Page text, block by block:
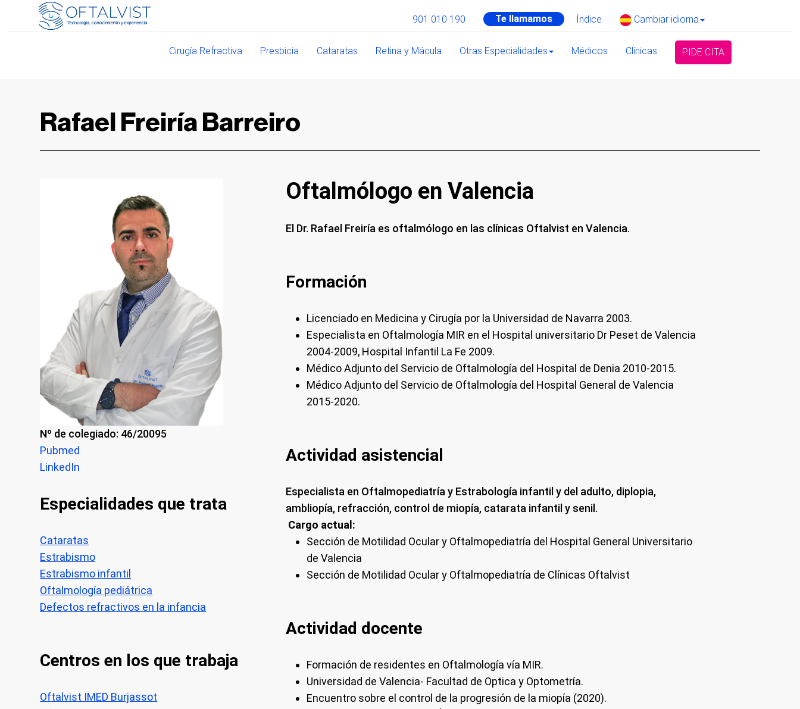
901 010 190 Te llamamos Índice Cambiar idioma
Cirugía Refractiva Presbicia Cataratas Retina y Mácula Otras Especialidades Médicos Clínicas PIDE CITA
Rafael Freiría Barreiro
Nº de colegiado: 46/20095
Pubmed
LinkedIn
Especialidades que trata
Cataratas
Estrabismo
Estrabismo infantil
Oftalmología pediátrica
Defectos refractivos en la infancia
Centros en los que trabaja
Oftalvist IMED Burjassot
Oftalmólogo en Valencia
El Dr. Rafael Freiría es oftalmólogo en las clínicas Oftalvist en Valencia.
Formación
Licenciado en Medicina y Cirugía por la Universidad de Navarra 2003.
Especialista en Oftalmología MIR en el Hospital universitario Dr Peset de Valencia
2004-2009, Hospital Infantil La Fe 2009.
Médico Adjunto del Servicio de Oftalmología del Hospital de Denia 2010-2015.
Médico Adjunto del Servicio de Oftalmología del Hospital General de Valencia
2015-2020.
Actividad asistencial
Especialista en Oftalmopediatría y Estrabología infantil y del adulto, diplopia,
ambliopía, refracción, control de miopía, catarata infantil y senil.
Cargo actual:
Sección de Motilidad Ocular y Oftalmopediatría del Hospital General Universitario
de Valencia
Sección de Motilidad Ocular y Oftalmopediatría de Clínicas Oftalvist
Actividad docente
Formación de residentes en Oftalmología vía MIR.
Universidad de Valencia- Facultad de Optica y Optometría.
Encuentro sobre el control de la progresión de la miopía (2020).